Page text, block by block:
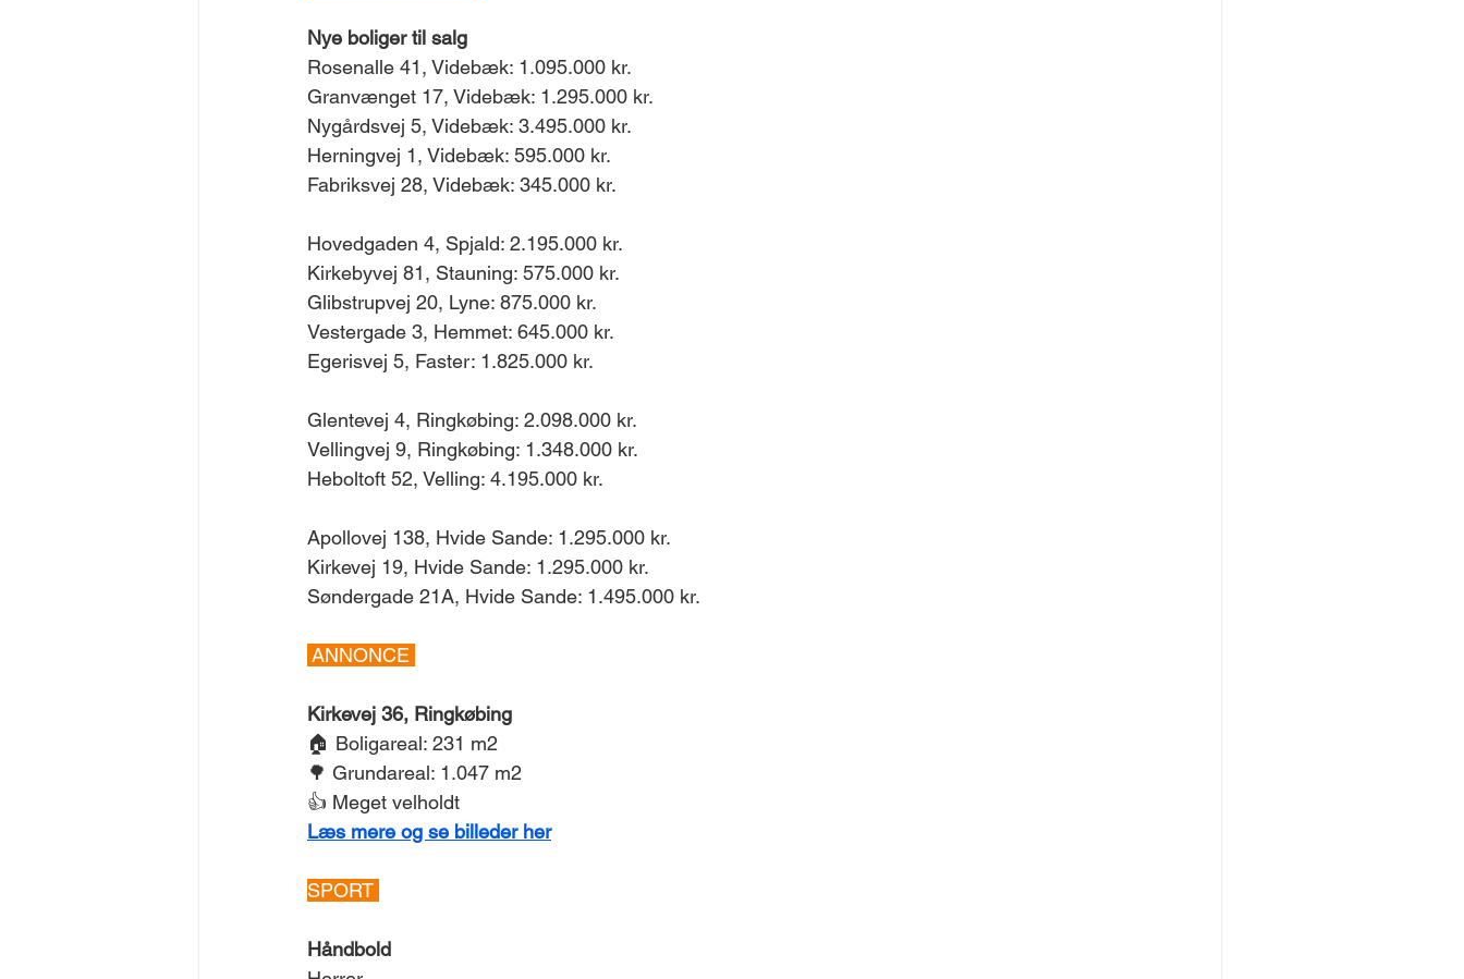
Nye boliger til salg
Rosenalle 41, Videbæk: 1.095.000 kr.
Granvænget 17, Videbæk: 1.295.000 kr.
Nygårdsvej 5, Videbæk: 3.495.000 kr.
Herningvej 1, Videbæk: 595.000 kr.
Fabriksvej 28, Videbæk: 345.000 kr.
Hovedgaden 4, Spjald: 2.195.000 kr.
Kirkebyvej 81, Stauning: 575.000 kr.
Glibstrupvej 20, Lyne: 875.000 kr.
Vestergade 3, Hemmet: 645.000 kr.
Egerisvej 5, Faster: 1.825.000 kr.
Glentevej 4, Ringkøbing: 2.098.000 kr.
Vellingvej 9, Ringkøbing: 1.348.000 kr.
Heboltoft 52, Velling: 4.195.000 kr.
Apollovej 138, Hvide Sande: 1.295.000 kr.
Kirkevej 19, Hvide Sande: 1.295.000 kr.
Søndergade 21A, Hvide Sande: 1.495.000 kr.
ANNONCE
Kirkevej 36, Ringkøbing
🏠 Boligareal: 231 m2
🌳 Grundareal: 1.047 m2
👍 Meget velholdt
Læs mere og se billeder her
SPORT
Håndbold